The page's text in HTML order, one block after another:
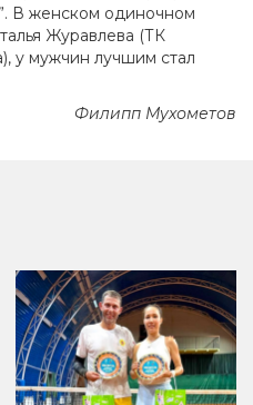
В женском одиночном
Журавлева (ТК
у мужчин лучшим стал
Филипп Мухометов